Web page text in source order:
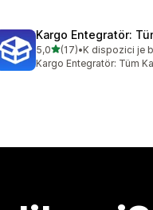
Kargo Entegratör:
5,0z 5 hvězd
(17)
Celkový počet recenzí: 17
•K dispozici je
Kargo Entegratör: Tüm